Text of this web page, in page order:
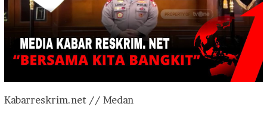
Kabarreskrim.net // Medan